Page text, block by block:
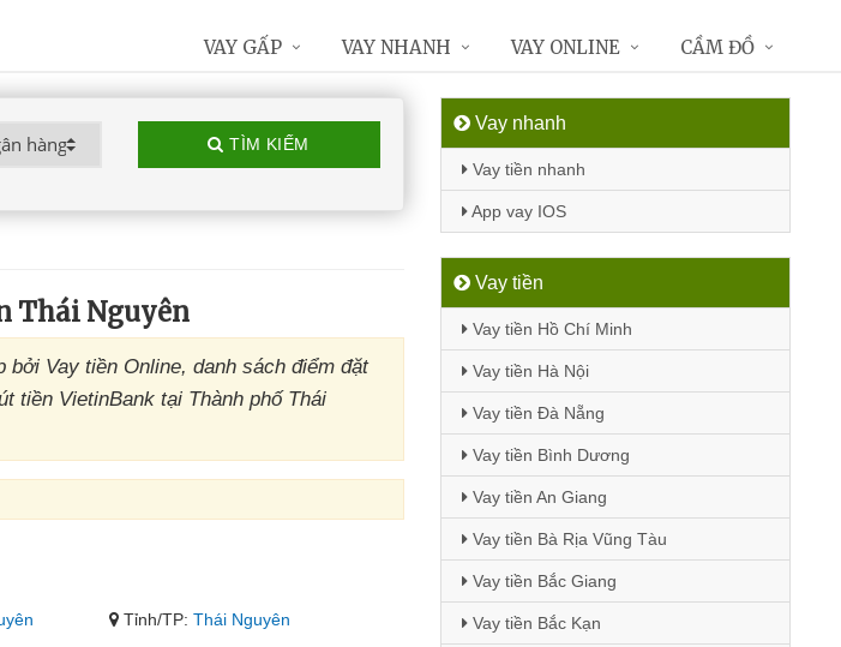
TÌM KIẾM
Thái Nguyên
bởi Vay tiền Online, danh sách điểm đặt
tiền VietinBank tại Thành phố Thái
Tỉnh/TP:Thái Nguyên
Vay nhanh
Vay tiền nhanh
App vay IOS
Vay tiền
Vay tiền Hồ Chí Minh
Vay tiền Hà Nội
Vay tiền Đà Nẵng
Vay tiền Bình Dương
Vay tiền An Giang
Vay tiền Bà Rịa Vũng Tàu
Vay tiền Bắc Giang
Vay tiền Bắc Kạn
VAY GẤP VAY NHANH VAY ONLINE CẦM ĐỒ